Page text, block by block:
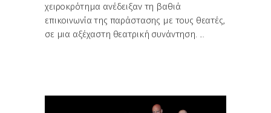
χειροκρότημα ανέδειξαν τη βαθιά
επικοινωνία της παράστασης με τους θεατές,
σε μια αξέχαστη θεατρική συνάντηση.